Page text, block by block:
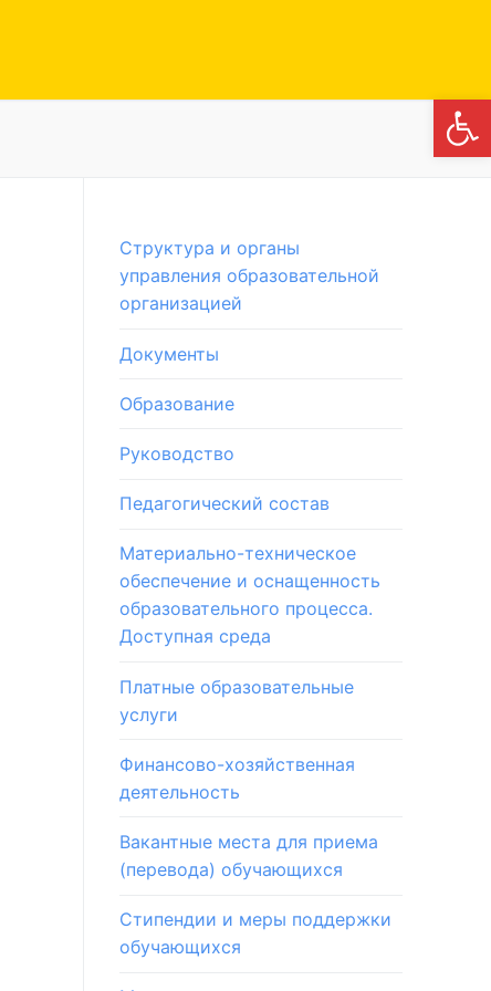
Структура и органы
управления образовательной
организацией
Документы
Образование
Руководство
Педагогический состав
Материально-техническое
обеспечение и оснащенность
образовательного процесса.
Доступная среда
Платные образовательные
услуги
Финансово-хозяйственная
деятельность
Вакантные места для приема
(перевода) обучающихся
Стипендии и меры поддержки
обучающихся